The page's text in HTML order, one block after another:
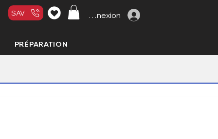
SAV Connexion
PRÉPARATION